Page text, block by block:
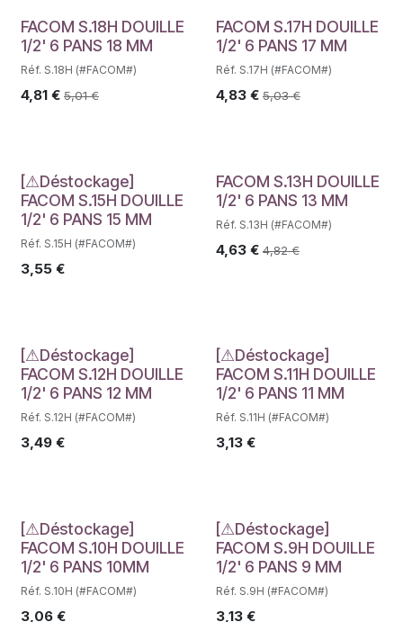
FACOM S.18H DOUILLE
1/2' 6 PANS 18 MM
Réf. S.18H (#FACOM#)
4,81 € 5,01€
FACOM S.17H DOUILLE
1/2' 6 PANS 17 MM
Réf. S.17H (#FACOM#)
4,83€ 5,03€
Déstockage
[⚠Déstockage]
FACOM S.15H DOUILLE
1/2' 6 PANS 15 MM
Réf. S.15H (#FACOM#)
3,55 €
FACOM S.13H DOUILLE
1/2' 6 PANS 13 MM
Réf. S.13H (#FACOM#)
4,63€ 4,82€
Déstockage
[⚠Déstockage]
FACOM S.12H DOUILLE
1/2' 6 PANS 12 MM
Réf. S.12H (#FACOM#)
3,49 €
Déstockage
[⚠Déstockage]
FACOM S.11H DOUILLE
1/2' 6 PANS 11 MM
Réf. S.11H (#FACOM#)
3,13€
Déstockage
[⚠Déstockage]
FACOM S.10H DOUILLE
1/2' 6 PANS 10MM
Réf. S.10H (#FACOM#)
3,06 €
Déstockage
[⚠Déstockage]
FACOM S.9H DOUILLE
1/2' 6 PANS 9 MM
Réf. S.9H (#FACOM#)
3,13€